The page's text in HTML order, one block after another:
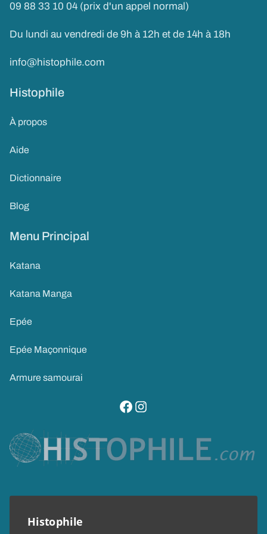
09 88 33 10 04 (prix d'un appel normal)
Du lundi au vendredi de 9h à 12h et de 14h à 18h
info@histophile.com
Histophile
À propos
Aide
Dictionnaire
Blog
Menu Principal
Katana
Katana Manga
Epée
Epée Maçonnique
Armure samourai
visitez notre page facebook
suivez notre compte instagram
Histophile